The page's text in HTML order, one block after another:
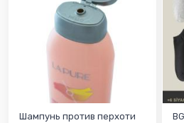
Шампунь против перхоти